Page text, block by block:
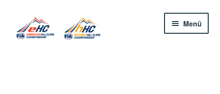
Navigation
springen
Inhalt
springen
Menü